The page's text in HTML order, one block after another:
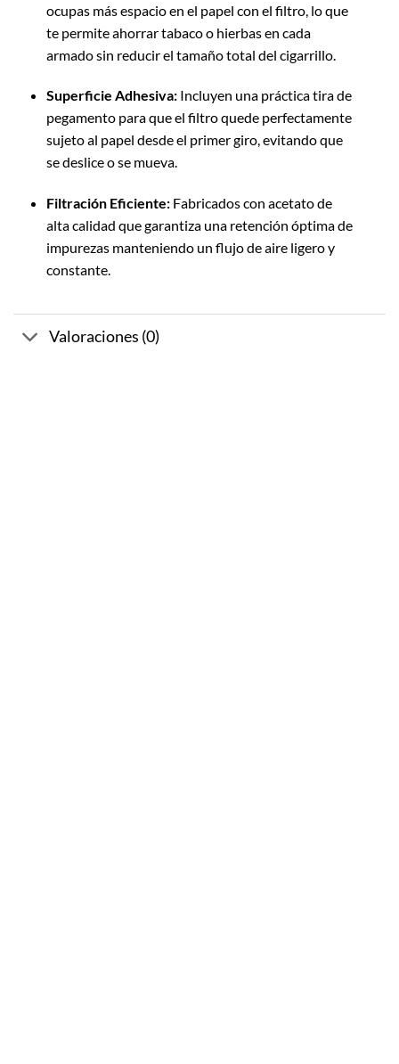
ocupas más espacio en el papel con el filtro, lo que
te permite ahorrar tabaco o hierbas en cada
armado sin reducir el tamaño total del cigarrillo.
Superficie Adhesiva:Incluyen una práctica tira de
pegamento para que el filtro quede perfectamente
sujeto al papel desde el primer giro, evitando que
se deslice o se mueva.
Filtración Eficiente:Fabricados con acetato de
alta calidad que garantiza una retención óptima de
impurezas manteniendo un flujo de aire ligero y
constante.
Valoraciones (0)